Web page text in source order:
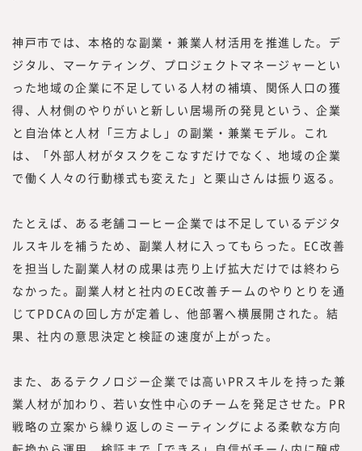
神戸市では、本格的な副業・兼業人材活用を推進した。デ
ジタル、マーケティング、プロジェクトマネージャーとい
った地域の企業に不足している人材の補填、関係人口の獲
得、人材側のやりがいと新しい居場所の発見という、企業
と自治体と人材「三方よし」の副業・兼業モデル。これ
は、「外部人材がタスクをこなすだけでなく、地域の企業
で働く人々の行動様式も変えた」と栗山さんは振り返る。
たとえば、ある老舗コーヒー企業では不足しているデジタ
ルスキルを補うため、副業人材に入ってもらった。EC改善
を担当した副業人材の成果は売り上げ拡大だけでは終わら
なかった。副業人材と社内のEC改善チームのやりとりを通
じてPDCAの回し方が定着し、他部署へ横展開された。結
果、社内の意思決定と検証の速度が上がった。
また、あるテクノロジー企業では高いPRスキルを持った兼
業人材が加わり、若い女性中心のチームを発足させた。PR
戦略の立案から繰り返しのミーティングによる柔軟な方向